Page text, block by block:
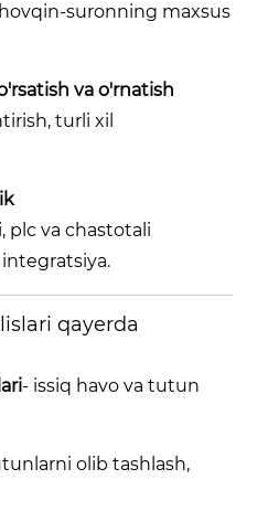
suronning maxsus
va o'rnatish
turli xil
plc va chastotali
qayerda
- issiq havo va tutun
olib tashlash,